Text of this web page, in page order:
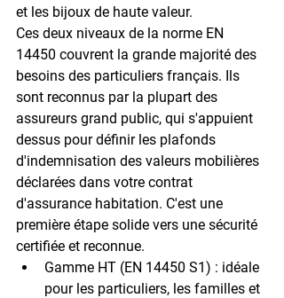
et les bijoux de haute valeur.
Ces deux niveaux de la norme EN
14450 couvrent la grande majorité des
besoins des particuliers français. Ils
sont reconnus par la plupart des
assureurs grand public, qui s'appuient
dessus pour définir les plafonds
d'indemnisation des valeurs mobilières
déclarées dans votre contrat
d'assurance habitation. C'est une
première étape solide vers une sécurité
certifiée et reconnue.
Gamme HT (EN 14450 S1) : idéale
pour les particuliers, les familles et